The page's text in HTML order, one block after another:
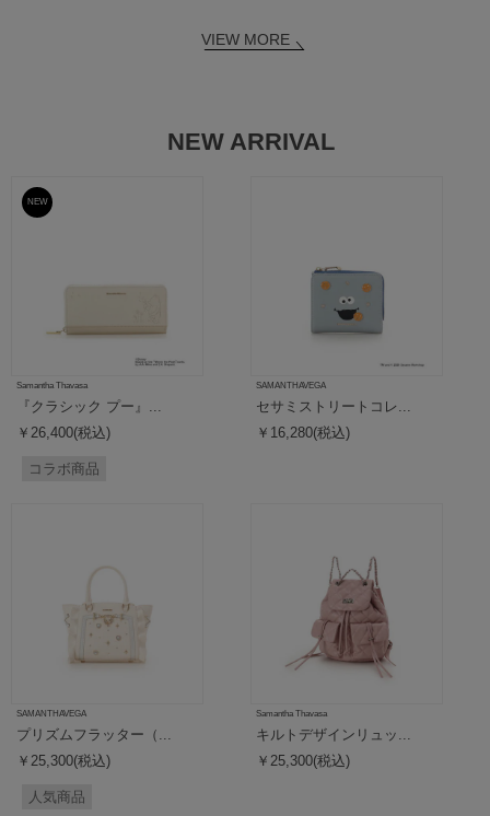
VIEW MORE
NEW ARRIVAL
予約
NEW
Samantha Thavasa
『クラシック プー』...
￥26,400(税込)
コラボ商品
SAMANTHAVEGA
セサミストリートコレ...
￥16,280(税込)
SAMANTHAVEGA
プリズムフラッター（...
￥25,300(税込)
人気商品
Samantha Thavasa
キルトデザインリュッ...
￥25,300(税込)